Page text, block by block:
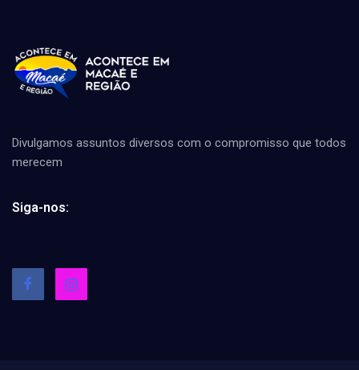
Divulgamos assuntos diversos com o compromisso que todos
merecem
Siga-nos: